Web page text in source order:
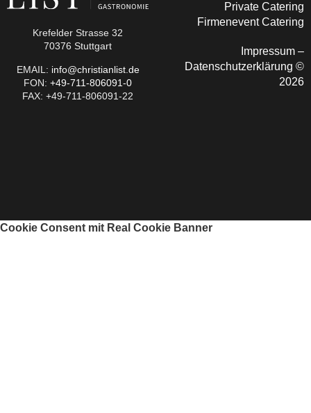
Krefelder Strasse 32
70376 Stuttgart
EMAIL: info@christianlist.de
FON: +49-711-806091-0
FAX: +49-711-806091-22
Private Catering
Firmenevent Catering
Impressum –
Datenschutzerklärung ©
2026
Cookie Consent mit Real Cookie Banner